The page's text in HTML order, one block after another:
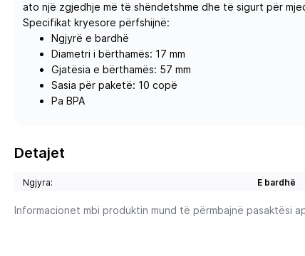
ato një zgjedhje më të shëndetshme dhe të sigurt për
Specifikat kryesore përfshijnë:
Ngjyrë e bardhë
Diametri i bërthamës: 17 mm
Gjatësia e bërthamës: 57 mm
Sasia për paketë: 10 copë
Pa BPA
Detajet
Ngjyra: E bardhë
Informacionet mbi produktin mund të përmbajnë pasaktësi